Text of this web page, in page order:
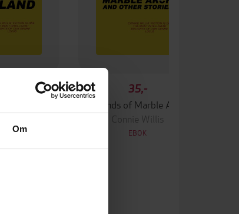
Om
Willis
35,-
Connie Willis
EBOK